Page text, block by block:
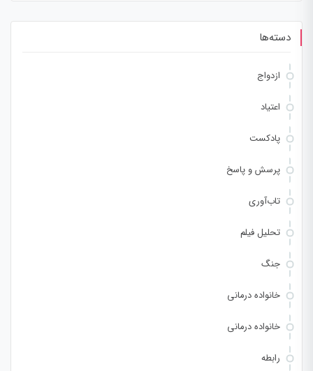
دسته‌ها
ازدواج
اعتیاد
پادکست
پرسش و پاسخ
تاب‌آوری
تحلیل فیلم
جنگ
خانواده درمانی
خانواده درمانی
رابطه